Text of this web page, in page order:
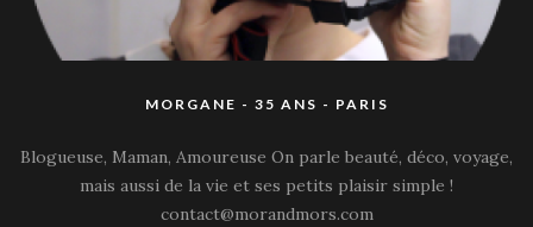
MORGANE - 35 ANS - PARIS
Blogueuse, Maman, Amoureuse On parle beauté, déco, voyage,
mais aussi de la vie et ses petits plaisir simple !
contact@morandmors.com